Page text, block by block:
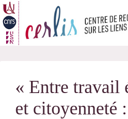
Passer
au
contenu
« Entre travail
et citoyenneté :